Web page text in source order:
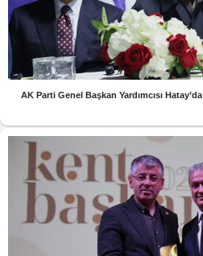
AK Parti Genel Başkan Yardımcısı Hatay’da